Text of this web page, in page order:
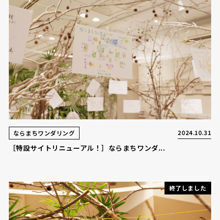
ならまちワンダリング 2024.10.31
［特設サイトリニューアル！］ならまちワンダ...
終了しました